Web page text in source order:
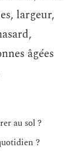
largeur,
âgées
au sol ?
?